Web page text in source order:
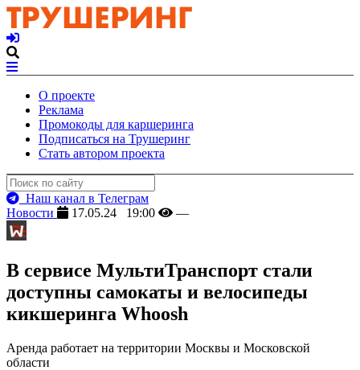
О проекте
Реклама
Промокоды для каршеринга
Подписаться на Трушеринг
Стать автором проекта
Наш канал в Телеграм
Новости
17.05.24 19:00 —
В сервисе МультиТранспорт стали
доступны самокаты и велосипеды
кикшеринга Whoosh
Аренда работает на территории Москвы и Московской
области